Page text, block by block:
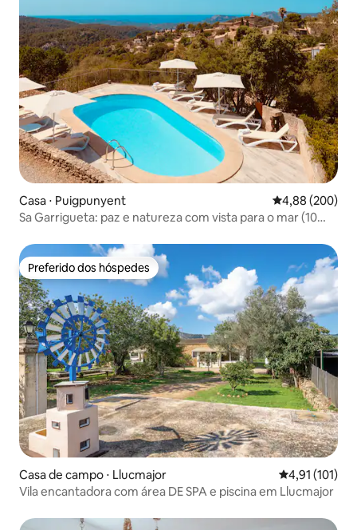
Casa ⋅ Puigpunyent 4,88 de uma
4,88 (200)
Sa Garrigueta: paz e natureza com vista para o mar (10
Preferido dos hóspedes
Preferido dos hóspedes
Casa de campo ⋅ Llucmajor 4,91 de uma
4,91 (101)
Vila encantadora com área DE SPA e piscina em Llucmajor